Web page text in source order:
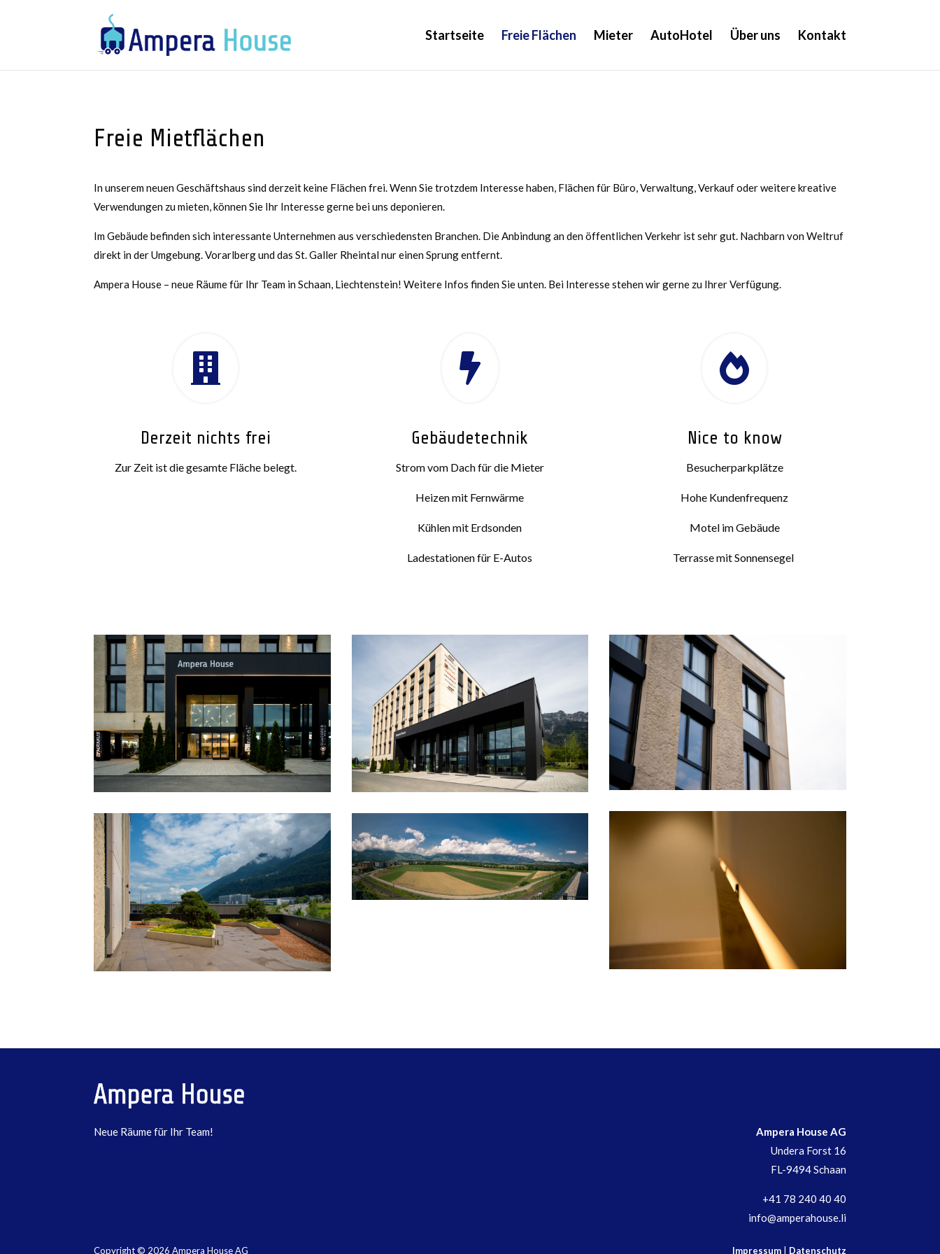
Startseite Freie Flächen Mieter AutoHotel Über uns Kontakt
Freie Mietflächen
In unserem neuen Geschäftshaus sind derzeit keine Flächen frei. Wenn Sie trotzdem Interesse haben, Flächen für Büro, Verwaltung, Verkauf oder weitere kreative
Verwendungen zu mieten, können Sie Ihr Interesse gerne bei uns deponieren.
Im Gebäude befinden sich interessante Unternehmen aus verschiedensten Branchen. Die Anbindung an den öffentlichen Verkehr ist sehr gut. Nachbarn von Weltruf
direkt in der Umgebung. Vorarlberg und das St. Galler Rheintal nur einen Sprung entfernt.
Ampera House – neue Räume für Ihr Team in Schaan, Liechtenstein! Weitere Infos finden Sie unten. Bei Interesse stehen wir gerne zu Ihrer Verfügung.

Derzeit nichts frei
Zur Zeit ist die gesamte Fläche belegt.

Gebäudetechnik
Strom vom Dach für die Mieter
Heizen mit Fernwärme
Kühlen mit Erdsonden
Ladestationen für E-Autos

Nice to know
Besucherparkplätze
Hohe Kundenfrequenz
Motel im Gebäude
Terrasse mit Sonnensegel
Neue Räume für Ihr Team!
Ampera House AG
Undera Forst 16
FL-9494 Schaan
+41 78 240 40 40
info@amperahouse.li
Copyright © 2026 Ampera House AG Impressum| Datenschutz